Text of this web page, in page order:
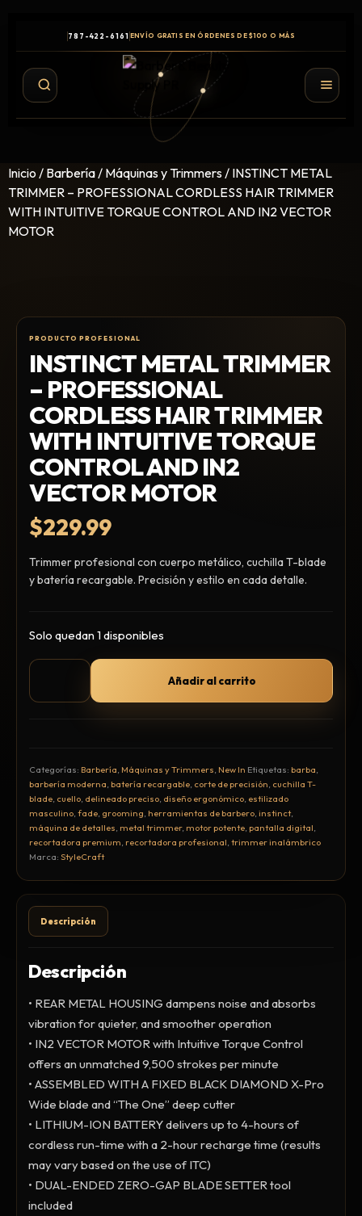
787-422-6161 ENVÍO GRATIS EN ÓRDENES DE $100 O MÁS
Shampoo y Conditioner
Productos de Styling
Hair Spray
Mousse, Gels y Styling
Protector de Calor
Fortalecimiento
Tratamientos
Tintes
Blowers, Planchas y Tenazas
Cepillos y Accesorios
Otros
Máquinas y Trimmers
Barba, Aftershaves y Shaving
Peines, Cepillos y Capas
Blowers
Otros
Monómeros
Esmaltes y Gel Remover
Pinceles
Lámparas de Secado
Nail Tips, Gel Tips y Pegas
Primer y Antifungal
Inicio / Barbería/ Máquinas y Trimmers/ INSTINCT METAL
TRIMMER – PROFESSIONAL CORDLESS HAIR TRIMMER
WITH INTUITIVE TORQUE CONTROL AND IN2 VECTOR
MOTOR
INSTINCT METAL TRIMMER
– PROFESSIONAL
CORDLESS HAIR TRIMMER
WITH INTUITIVE TORQUE
CONTROL AND IN2
VECTOR MOTOR
$229.99
Trimmer profesional con cuerpo metálico, cuchilla T-blade
y batería recargable. Precisión y estilo en cada detalle.
Solo quedan 1 disponibles
Añadir al carrito
Categorías: Barbería, Máquinas y Trimmers, New In Etiquetas: barba,
barbería moderna, batería recargable, corte de precisión, cuchilla T-
blade, cuello, delineado preciso, diseño ergonómico, estilizado
masculino, fade, grooming, herramientas de barbero, instinct,
máquina de detalles, metal trimmer, motor potente, pantalla digital,
recortadora premium, recortadora profesional, trimmer inalámbrico
Marca: StyleCraft
Descripción
Descripción
• REAR METAL HOUSING dampens noise and absorbs
vibration for quieter, and smoother operation
• IN2 VECTOR MOTOR with Intuitive Torque Control
offers an unmatched 9,500 strokes per minute
• ASSEMBLED WITH A FIXED BLACK DIAMOND X-Pro
Wide blade and “The One” deep cutter
• LITHIUM-ION BATTERY delivers up to 4-hours of
cordless run-time with a 2-hour recharge time (results
may vary based on the use of ITC)
• DUAL-ENDED ZERO-GAP BLADE SETTER tool
included